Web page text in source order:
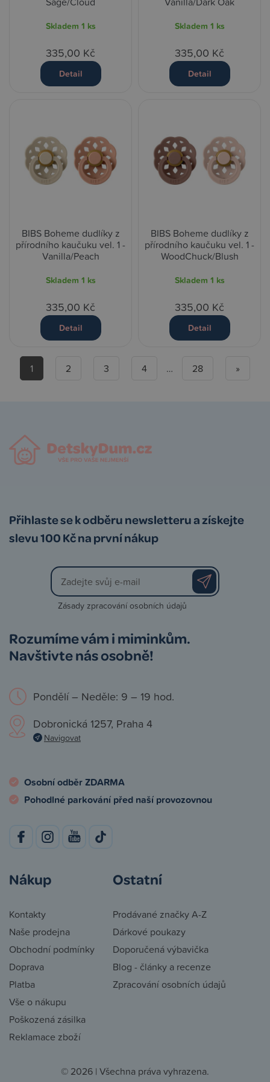
Skladem 1 ks
335,00 Kč
Detail
Skladem 1 ks
335,00 Kč
Detail
BIBS Boheme dudlíky z
přírodního kaučuku vel. 1 -
Vanilla/Peach
Skladem 1 ks
335,00 Kč
Detail
BIBS Boheme dudlíky z
přírodního kaučuku vel. 1 -
WoodChuck/Blush
Skladem 1 ks
335,00 Kč
Detail
1 2 3 4 … 28 »
Přihlaste se k odběru newsletteru a získejte
slevu 100 Kč na první nákup
Zásady zpracování osobních údajů
Rozumíme vám i miminkům.
Navštivte nás osobně!
Pondělí – Neděle: 9 – 19 hod.
Dobronická 1257, Praha 4
Navigovat
Osobní odběr ZDARMA
Pohodlné parkování před naší provozovnou
Nákup
Kontakty
Naše prodejna
Obchodní podmínky
Doprava
Platba
Vše o nákupu
Poškozená zásilka
Reklamace zboží
Ostatní
Prodávané značky A-Z
Dárkové poukazy
Doporučená výbavička
Blog - články a recenze
Zpracování osobních údajů
© 2026 | Všechna práva vyhrazena.